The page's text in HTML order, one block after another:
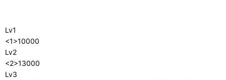
Lv1
<1>10000
Lv2
<2>13000
Lv3